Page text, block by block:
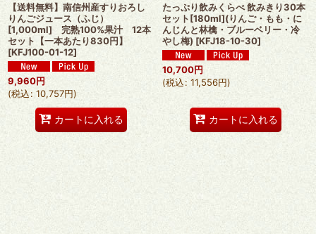
【送料無料】南信州産すりおろし
りんごジュース（ふじ）
[1,000ml] 完熟100%果汁 12本
セット【一本あたり830円】
[KFJ100-01-12]
9,960円
(税込: 10,757円)
カートに入れる
たっぷり飲みくらべ 飲みきり30本
セット[180ml](りんご・もも・に
んじんと林檎・ブルーベリー・冷
やし梅) [KFJ18-10-30]
10,700円
(税込: 11,556円)
カートに入れる